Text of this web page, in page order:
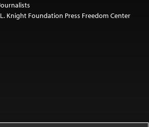
Knight Foundation Press Freedom Center